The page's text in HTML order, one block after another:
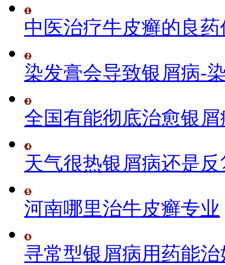
中医治疗牛皮癣的良药
染发膏会导致银屑病-
全国有能彻底治愈银
天气很热银屑病还是反
河南哪里治牛皮癣专业
寻常型银屑病用药能治